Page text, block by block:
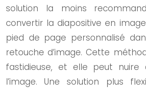
solution la moins
convertir la diapositive en
pied de page personnalisé
retouche d’image. Cette
fastidieuse, et elle peut
l’image. Une solution plus